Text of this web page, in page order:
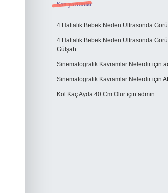
Son yorumlar
4 Haftalık Bebek Neden Ultrasonda
4 Haftalık Bebek Neden Ultrasonda
Gülşah
Sinematografik Kavramlar Nelerdiriçin
Sinematografik Kavramlar Nelerdiriçin
Kol Kaç Ayda 40 Cm Oluriçin admin